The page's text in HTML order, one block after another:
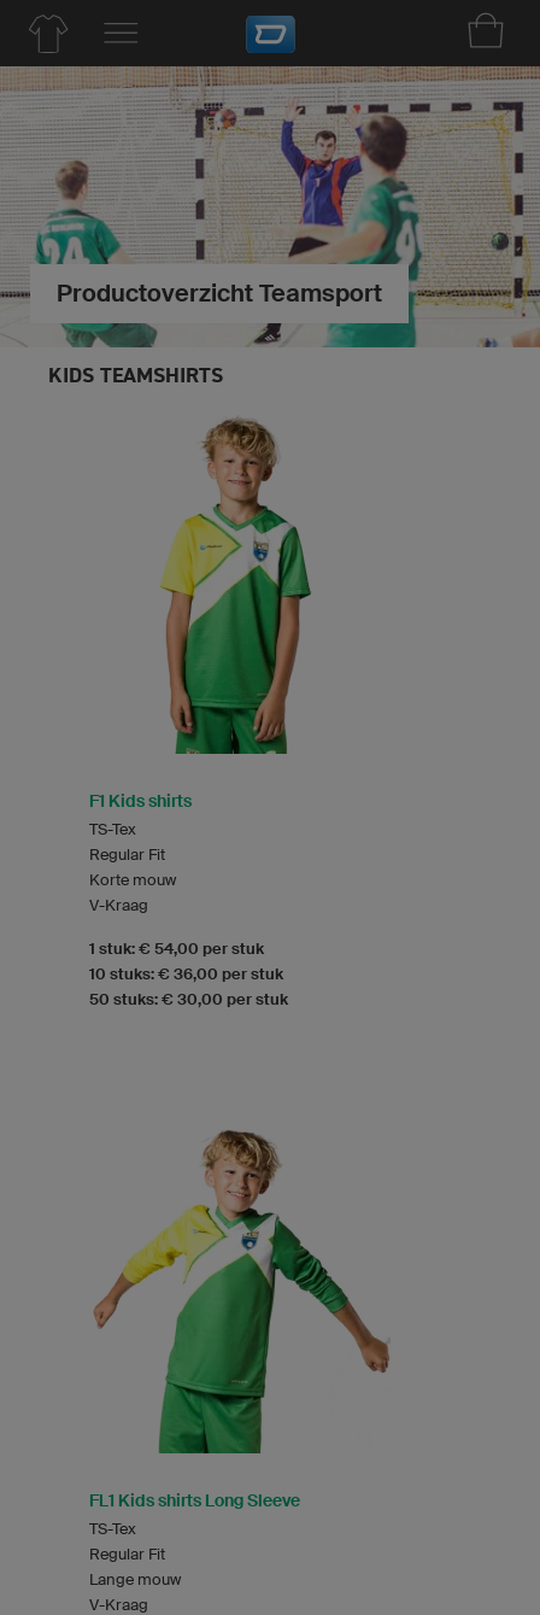
Productoverzicht Teamsport
KIDS TEAMSHIRTS
F1 Kids shirts
TS-Tex
Regular Fit
Korte mouw
V-Kraag
1 stuk: € 54,00 per stuk
10 stuks: € 36,00 per stuk
50 stuks: € 30,00 per stuk
FL1 Kids shirts Long Sleeve
TS-Tex
Regular Fit
Lange mouw
V-Kraag